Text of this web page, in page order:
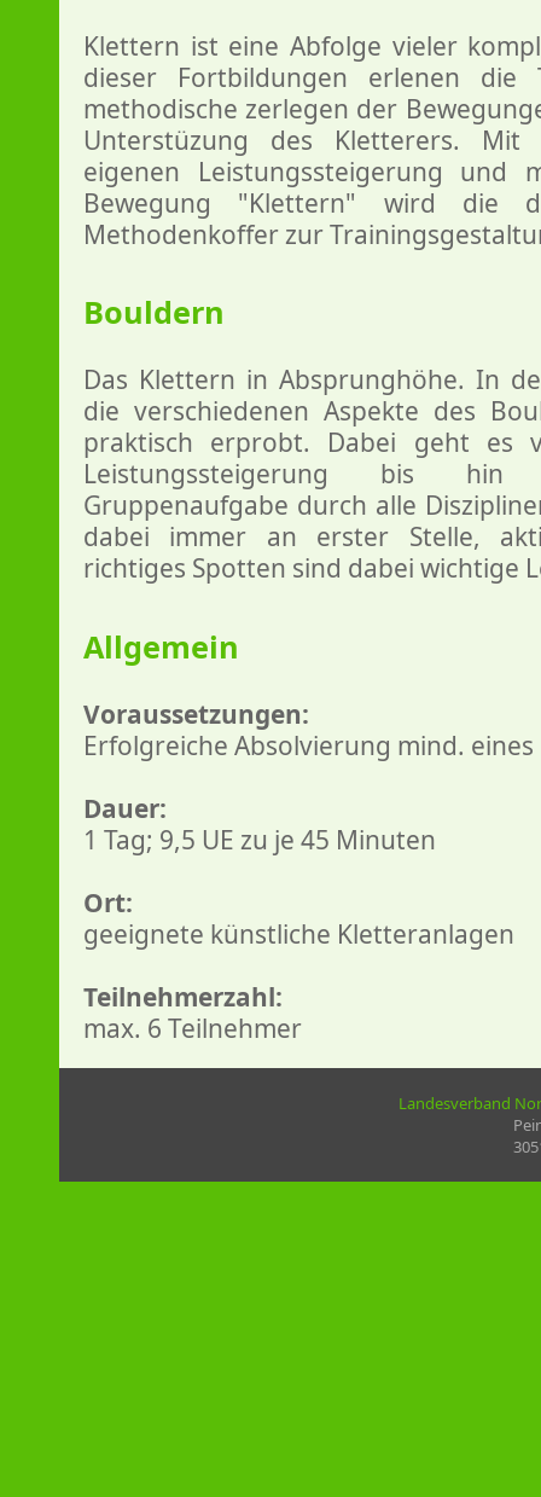
Klettern ist eine Abfolge vieler
dieser Fortbildungen erlenen die
methodische zerlegen der
Unterstüzung des Kletterers.
eigenen Leistungssteigerung
Bewegung "Klettern" wird die
Methodenkoffer zur
Bouldern
Das Klettern in Absprunghöhe. In
die verschiedenen Aspekte des
praktisch erprobt. Dabei geht es
Leistungssteigerung bis hin
Gruppenaufgabe durch alle
dabei immer an erster Stelle,
richtiges Spotten sind dabei wichtige
Allgemein
Voraussetzungen:
Erfolgreiche Absolvierung mind.
Dauer:
1 Tag; 9,5 UE zu je 45 Minuten
Ort:
geeignete künstliche Kletteranlagen
Teilnehmerzahl:
max. 6 Teilnehmer
Landesverband